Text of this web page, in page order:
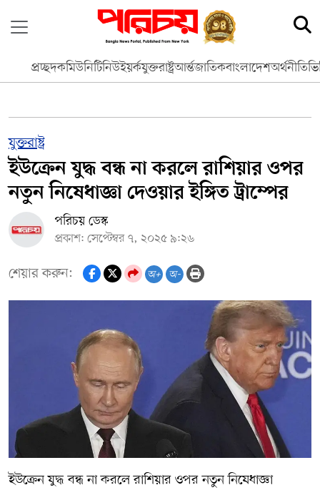
প্রচ্ছদকমিউনিটিনিউইয়র্কযুক্তরাষ্ট্রআর্ন্তজাতিকবাংলাদেশঅর্থনীতি
যুক্তরাষ্ট্র
ইউক্রেন যুদ্ধ বন্ধ না করলে রাশিয়ার ওপর
নতুন নিষেধাজ্ঞা দেওয়ার ইঙ্গিত ট্রাম্পের
পরিচয় ডেস্ক
প্রকাশ: সেপ্টেম্বর ৭, ২০২৫ ৯:২৬
শেয়ার করুন: অ+ অ-
ইউক্রেন যুদ্ধ বন্ধ না করলে রাশিয়ার ওপর নতুন নিষেধাজ্ঞা